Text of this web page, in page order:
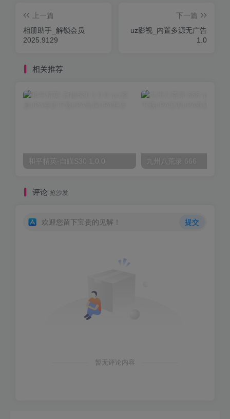
上一篇
相册助手_解锁会员
2025.9129
下一篇
uz影视_内置多源无广告
1.0
相关推荐
和平精英-自瞄S30 1.0.0 九州八荒录 666
评论 抢沙发
欢迎您留下宝贵的见解！ 提交
暂无评论内容